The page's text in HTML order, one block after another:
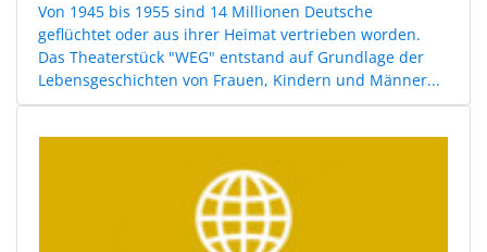
Von 1945 bis 1955 sind 14 Millionen Deutsche
geflüchtet oder aus ihrer Heimat vertrieben worden.
Das Theaterstück "WEG" entstand auf Grundlage der
Lebensgeschichten von Frauen, Kindern und Männer...